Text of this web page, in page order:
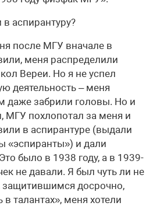
аспирантуру?
после МГУ вначале в
меня распределили
Вереи. Но я не успел
деятельность – меня
даже забрили головы. Но и
МГУ похлопотал за меня и
в аспирантуре (выдали
«эспиранты») и дали
было в 1938 году, а в 1939-
не давали. Я был чуть ли не
досрочно,
в талантах», меня хотели